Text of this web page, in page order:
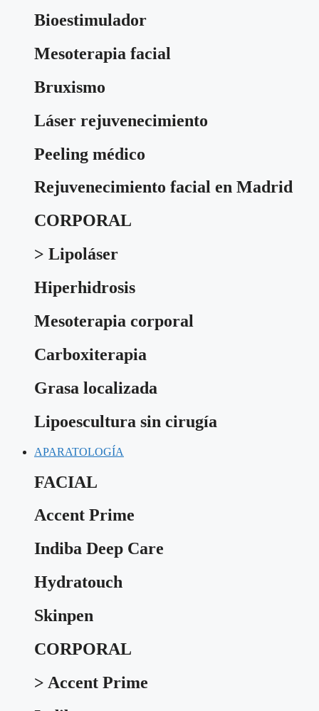
Bioestimulador
Mesoterapia facial
Bruxismo
Láser rejuvenecimiento
Peeling médico
Rejuvenecimiento facial en Madrid
CORPORAL
> Lipoláser
Hiperhidrosis
Mesoterapia corporal
Carboxiterapia
Grasa localizada
Lipoescultura sin cirugía
APARATOLOGÍA
FACIAL
Accent Prime
Indiba Deep Care
Hydratouch
Skinpen
CORPORAL
> Accent Prime